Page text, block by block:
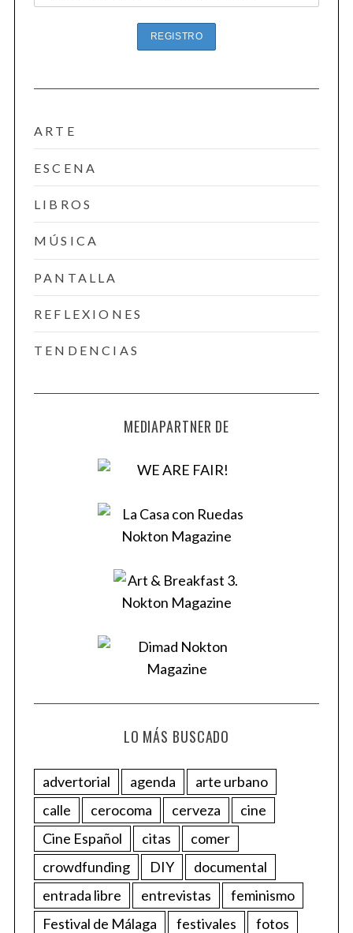
ARTE
ESCENA
LIBROS
MÚSICA
PANTALLA
REFLEXIONES
TENDENCIAS
MEDIAPARTNER DE
LO MÁS BUSCADO
advertorial agenda
arte urbano
calle
cerocoma cerveza
cine
Cine Español
citas
comer
crowdfunding
DIY
documental
entrada libre
entrevistas
feminismo
Festival de Málaga
festivales
fotos